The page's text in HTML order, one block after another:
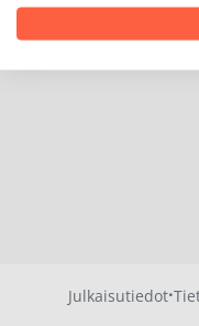
Julkaisutiedot·